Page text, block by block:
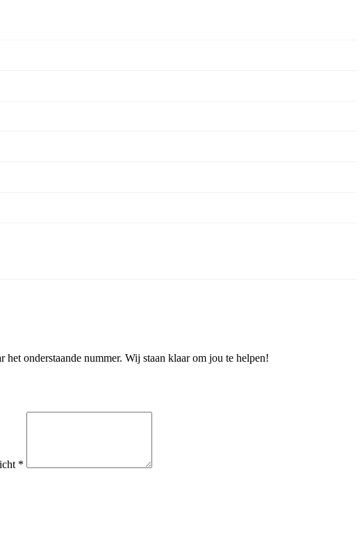
onderstaande nummer. Wij staan klaar om jou te helpen!
*